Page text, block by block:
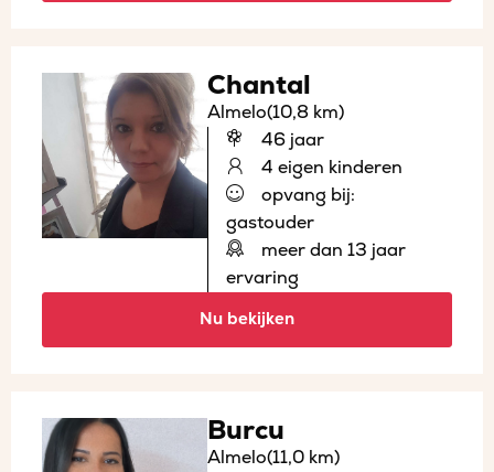
Chantal
Almelo(10,8 km)
46 jaar
4 eigen kinderen
opvang bij:
gastouder
meer dan 13 jaar
ervaring
Nu bekijken
Burcu
Almelo(11,0 km)